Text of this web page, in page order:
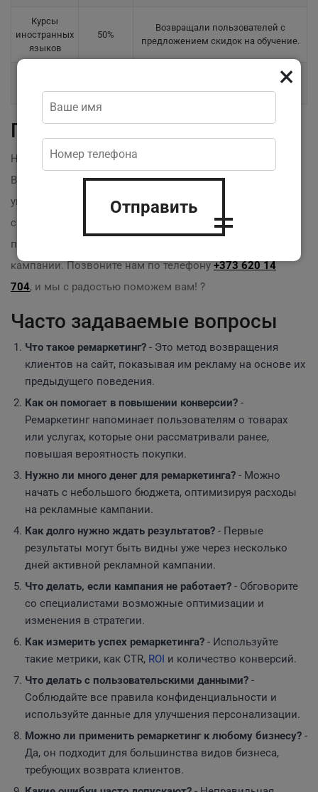
Курсы
иностранных
языков
50%
Возвращали пользователей с
предложением скидок на обучение.
Привлечение клиентов с рекламой
новых блюд и акций.
Готовы начать?
Не упустите шанс выделиться на фоне конкурентов!
Внедрение
ремаркетинга— это ваш первый шаг к
увеличению конверсии. Обратитесь к нашим
специалистам по разработке стратегий, которые
помогут вам настроить эффективные рекламные
кампании. Позвоните нам по телефону+373 620 14
704, и мы с радостью поможем вам! ?
Часто задаваемые вопросы
Что такое ремаркетинг? - Это метод возвращения
клиентов на сайт, показывая им рекламу на основе их
предыдущего поведения.
Как он помогает в повышении конверсии? -
Ремаркетинг напоминает пользователям о товарах
или услугах, которые они рассматривали ранее,
повышая вероятность покупки.
Нужно ли много денег для ремаркетинга? - Можно
начать с небольшого бюджета, оптимизируя расходы
на рекламные кампании.
Как долго нужно ждать результатов? - Первые
результаты могут быть видны уже через несколько
дней активной рекламной кампании.
Что делать, если кампания не работает? - Обговорите
со специалистами возможные оптимизации и
изменения в стратегии.
Как измерить успех ремаркетинга? - Используйте
такие метрики, как CTR, ROI и количество конверсий.
Что делать с пользовательскими данными? -
Соблюдайте все правила конфиденциальности и
используйте данные для улучшения персонализации.
Можно ли применить ремаркетинг к любому бизнесу? -
Да, он подходит для большинства видов бизнеса,
требующих возврата клиентов.
×
Отправить